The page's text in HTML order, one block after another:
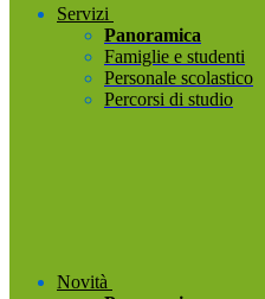
Servizi
Panoramica
Famiglie e studenti
Personale scolastico
Percorsi di studio
Novità